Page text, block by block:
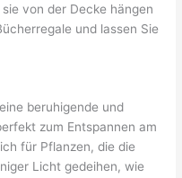
von der Decke hängen
und lassen Sie
beruhigende und
zum Entspannen am
für Pflanzen, die die
Licht gedeihen, wie